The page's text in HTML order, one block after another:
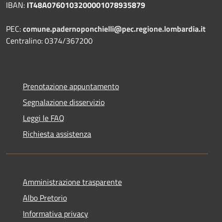
IBAN: IT48A0760103200001078935879
PEC:comune.padernoponchielli@pec.regione.lombardia.it
Centralino: 0374/367200
Prenotazione appuntamento
Segnalazione disservizio
Leggi le FAQ
Richiesta assistenza
Amministrazione trasparente
Albo Pretorio
Informativa privacy